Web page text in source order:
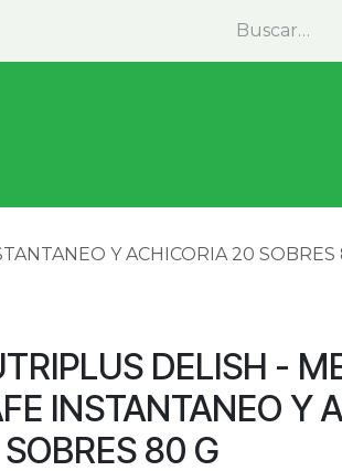
Y ACHICORIA 20 SOBRES
DELISH -
INSTANTANEO Y
80 G